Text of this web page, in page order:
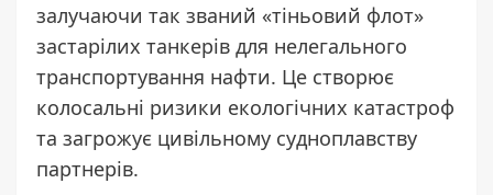
залучаючи так званий «тіньовий флот»
застарілих танкерів для нелегального
транспортування нафти. Це створює
колосальні ризики екологічних катастроф
та загрожує цивільному судноплавству
партнерів.